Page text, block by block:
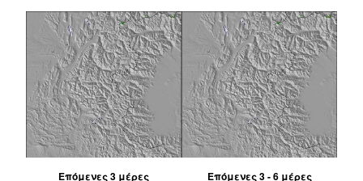
Επόμενες 3 μέρες Επόμενες 3 - 6 μέρες